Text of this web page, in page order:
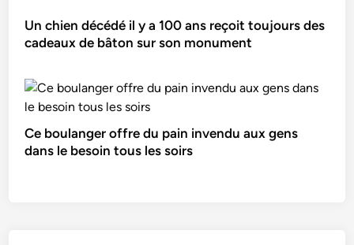
Un chien décédé il y a 100 ans reçoit toujours des
cadeaux de bâton sur son monument
Ce boulanger offre du pain invendu aux gens
dans le besoin tous les soirs